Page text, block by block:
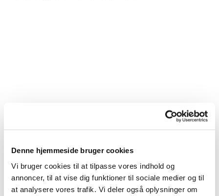
Denne hjemmeside bruger cookies
Vi bruger cookies til at tilpasse vores indhold og
annoncer, til at vise dig funktioner til sociale medier og til
at analysere vores trafik. Vi deler også oplysninger om